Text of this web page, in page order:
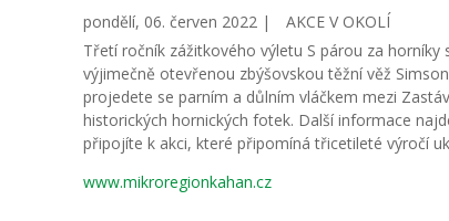
pondělí, 06. červen 2022 |
AKCE V OKOLÍ
Třetí ročník zážitkového výletu S párou za horníky
výjimečně otevřenou zbýšovskou těžní věž
projedete se parním a důlním vláčkem mezi
historických hornických fotek. Další informace
připojíte k akci, které připomíná třicetileté výročí
www.mikroregionkahan.cz